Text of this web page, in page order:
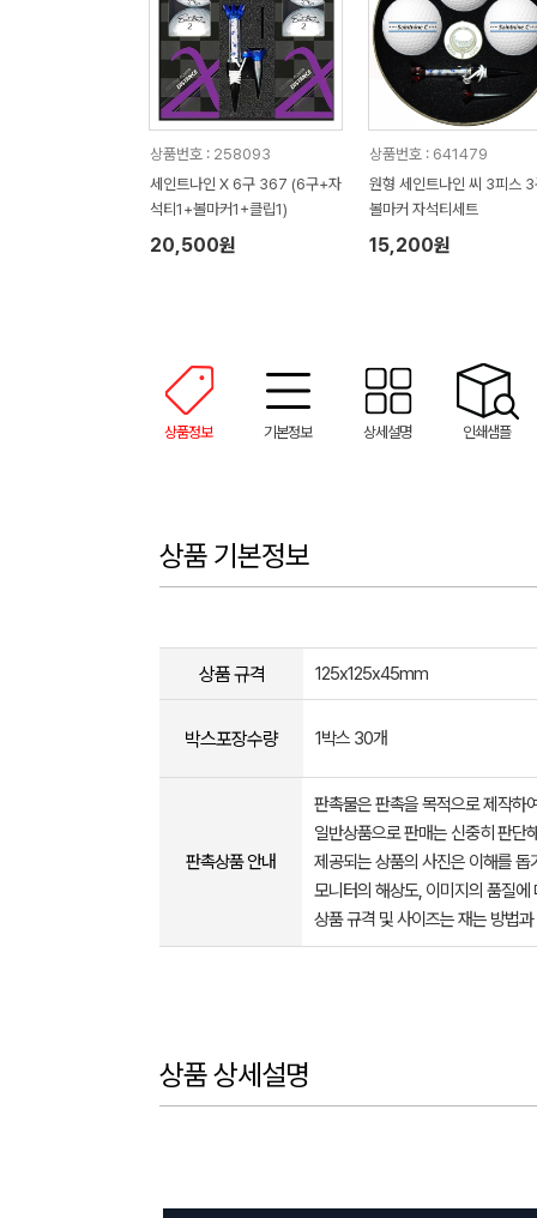
상품번호 : 258093
세인트나인 X 6구 367 (6구+자
석티1+볼마커1+클립1)
20,500원
상품번호 : 641479
원형 세인트나인 씨 3피스 3
볼마커 자석티세트
15,200원
상품정보 기본정보 상세설명 인쇄샘플
상품 기본정보
상품 규격 125x125x45mm
박스포장수량 1박스 30개
판촉상품 안내
판촉물은 판촉을 목적으로 제작하
일반상품으로 판매는 신중히 판단
제공되는 상품의 사진은 이해를
모니터의 해상도, 이미지의 품질
상품 규격 및 사이즈는 재는 방법
상품 상세설명